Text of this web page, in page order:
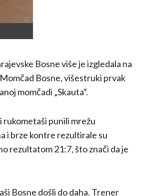
Bosne više je izgledala na
Bosne, višestruki prvak
momčadi „Skauta“.
rukometaši punili mrežu
i brze kontre rezultirale su
rezultatom 21:7, što znači da je
Bosne došli do daha. Trener